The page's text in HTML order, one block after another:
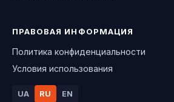
ПРАВОВАЯ ИНФОРМАЦИЯ
Политика конфиденциальности
Условия использования
UA RU EN